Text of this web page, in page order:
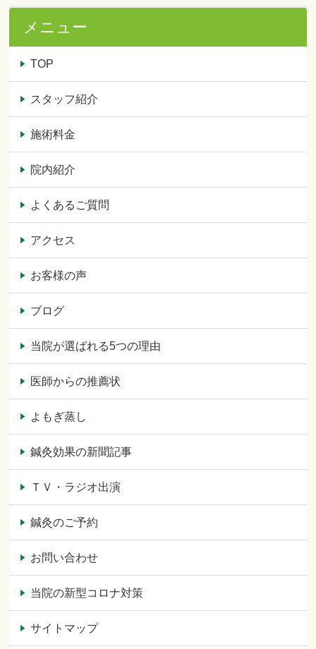
メニュー
TOP
スタッフ紹介
施術料金
院内紹介
よくあるご質問
アクセス
お客様の声
ブログ
当院が選ばれる5つの理由
医師からの推薦状
よもぎ蒸し
鍼灸効果の新聞記事
ＴＶ・ラジオ出演
鍼灸のご予約
お問い合わせ
当院の新型コロナ対策
サイトマップ